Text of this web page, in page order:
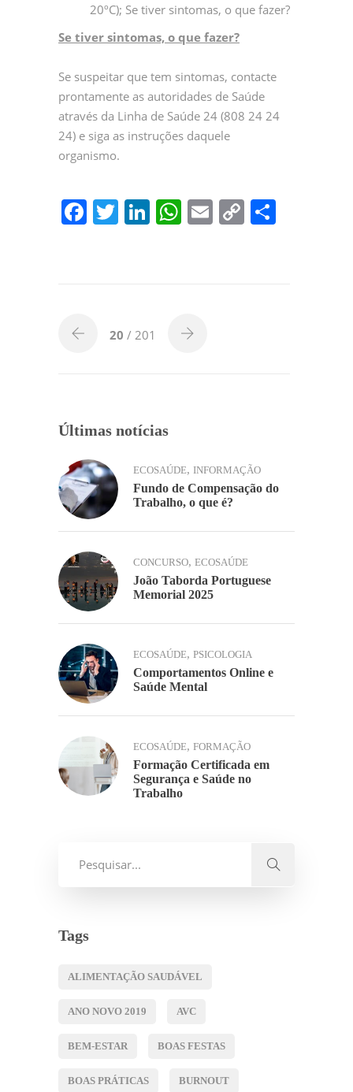
20ºC); Se tiver sintomas, o que fazer?
Se tiver sintomas, o que fazer?
Se suspeitar que tem sintomas, contacte
prontamente as autoridades de Saúde
através da Linha de Saúde 24 (808 24 24
24) e siga as instruções daquele
organismo.
F T Li
n
W
p
E C
20 / 201
Últimas notícias
ECOSAÚDE, INFORMAÇÃO
Fundo de Compensação do
Trabalho, o que é?
CONCURSO, ECOSAÚDE
João Taborda Portuguese
Memorial 2025
ECOSAÚDE, PSICOLOGIA
Comportamentos Online e
Saúde Mental
ECOSAÚDE, FORMAÇÃO
Formação Certificada em
Segurança e Saúde no
Trabalho
Tags
ALIMENTAÇÃO SAUDÁVEL
ANO NOVO 2019 AVC
BEM-ESTAR BOAS FESTAS
BOAS PRÁTICAS BURNOUT